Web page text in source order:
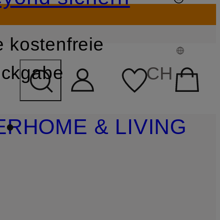
ÜBERSPRINGEN
kostenfreie
CH
HOME & LIVING